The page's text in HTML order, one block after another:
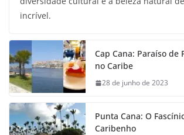
incrível.
Cap Cana: Paraíso de
no Caribe
28 de junho de 2023
Punta Cana: O
Caribenho